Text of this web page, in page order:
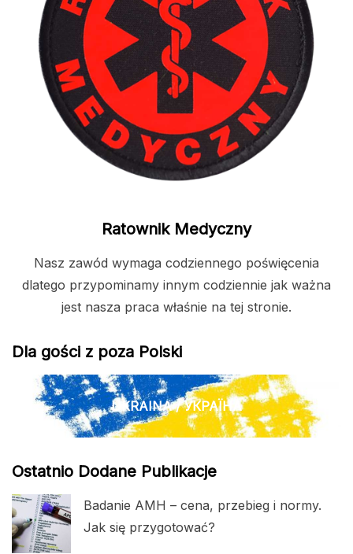
Ratownik Medyczny
Nasz zawód wymaga codziennego poświęcenia
dlatego przypominamy innym codziennie jak ważna
jest nasza praca właśnie na tej stronie.
Dla gości z poza Polski
UKRAINA / УКРАЇНА
Ostatnio Dodane Publikacje
Badanie AMH – cena, przebieg i normy.
Jak się przygotować?